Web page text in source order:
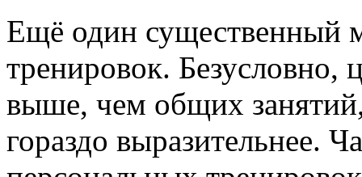
Ещё один существенный
тренировок. Безусловно,
выше, чем общих занятий,
гораздо выразительнее.